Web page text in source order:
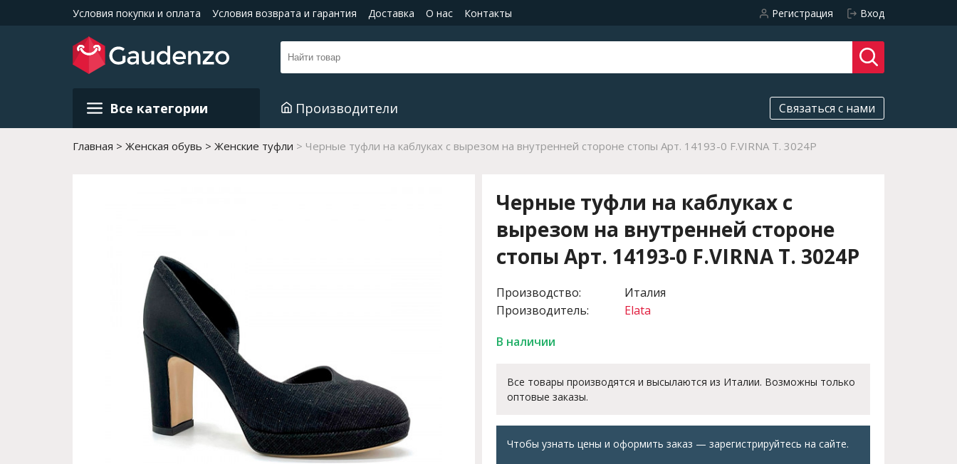
Условия покупки и оплата Условия возврата и гарантия Доставка О нас Контакты Регистрация Вход
Все категории Производители Связаться с нами
Главная Женская обувь Женские туфли Черные туфли на каблуках с вырезом на внутренней стороне стопы Арт. 14193-0 F.VIRNA T. 3024P
Черные туфли на каблуках с
вырезом на внутренней стороне
стопы Арт. 14193-0 F.VIRNA T. 3024P
Производство:
Производитель:
Италия
Elata
В наличии
Все товары производятся и высылаются из Италии. Возможны только
оптовые заказы.
Чтобы узнать цены и оформить заказ — зарегистрируйтесь на сайте.